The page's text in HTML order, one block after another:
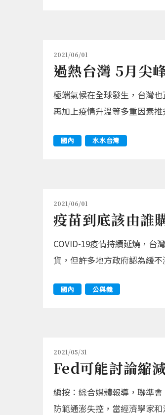
2021/06/01
過熱台灣 5月尖
極端氣候在全球發生，台灣
再加上疫情升溫等多重因素
國內 水水台灣
2021/06/01
疫苗到底該由誰
COVID-19疫情持續延燒，台
貨，但許多地方政府認為緩
國內 公與義
2021/05/31
Fed可能討論縮
編按：綜合媒體報導，聯準
防範通澎失控，當經濟學家